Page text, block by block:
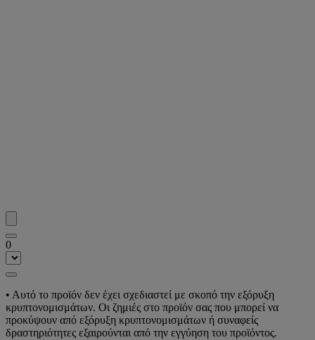
0
• Αυτό το προϊόν δεν έχει σχεδιαστεί με σκοπό την εξόρυξη
κρυπτονομισμάτων. Οι ζημιές στο προϊόν σας που μπορεί να
προκύψουν από εξόρυξη κρυπτονομισμάτων ή συναφείς
δραστηριότητες εξαιρούνται από την εγγύηση του προϊόντος.